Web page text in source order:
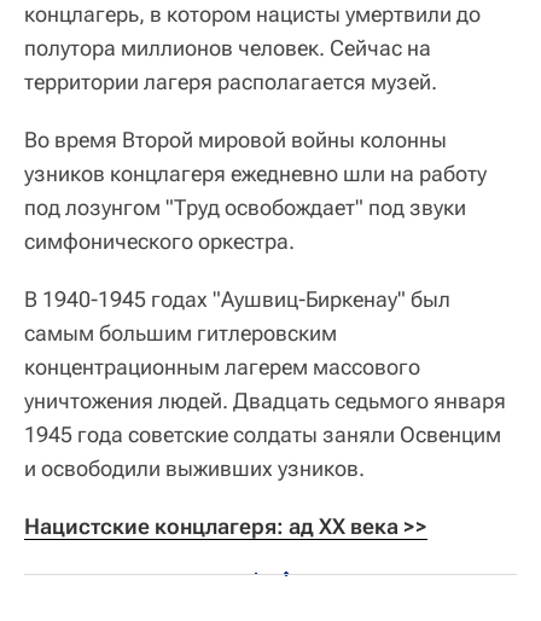
концлагерь, в котором нацисты умертвили до
полутора миллионов человек. Сейчас на
территории лагеря располагается музей.
Во время Второй мировой войны колонны
узников концлагеря ежедневно шли на работу
под лозунгом "Труд освобождает" под звуки
симфонического оркестра.
В 1940-1945 годах "Аушвиц-Биркенау" был
самым большим гитлеровским
концентрационным лагерем массового
уничтожения людей. Двадцать седьмого января
1945 года советские солдаты заняли Освенцим
и освободили выживших узников.
Нацистские концлагеря: ад ХХ века >>